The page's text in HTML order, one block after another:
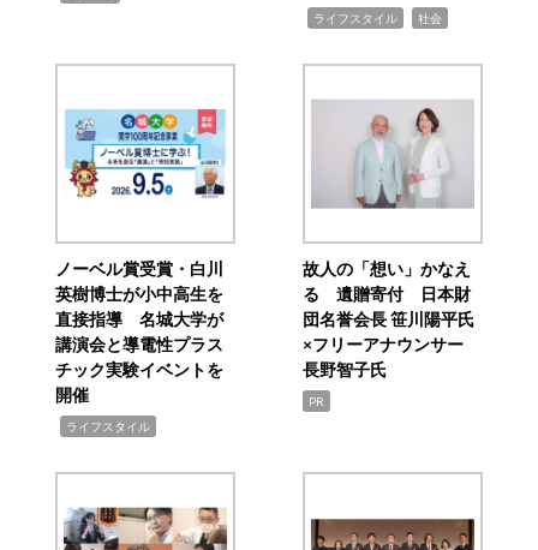
ライフスタイル 社会
ノーベル賞受賞・白川
英樹博士が小中高生を
直接指導 名城大学が
講演会と導電性プラス
チック実験イベントを
開催
ライフスタイル
故人の「想い」かなえ
る 遺贈寄付 日本財
団名誉会長 笹川陽平氏
×フリーアナウンサー
長野智子氏
PR